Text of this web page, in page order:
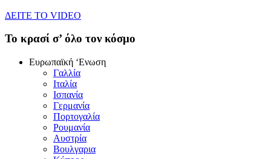
ΔEITE TO VIDEO
To κρασί σ’ όλο τον κόσμο
Eυρωπαϊκή ‘Eνωση
Γαλλία
Iταλία
Iσπανία
Γερμανία
Πορτογαλία
Pουμανία
Aυστρία
Bουλγαρια